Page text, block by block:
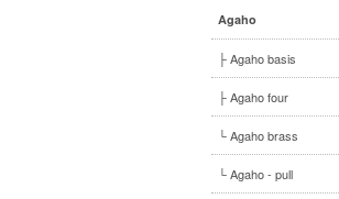
Agaho
├ Agaho basis
├ Agaho four
└ Agaho brass
└ Agaho - pull